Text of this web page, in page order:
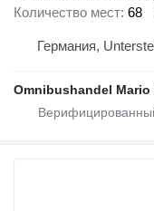
Количество мест 68
Германия,
Omnibushandel Mario